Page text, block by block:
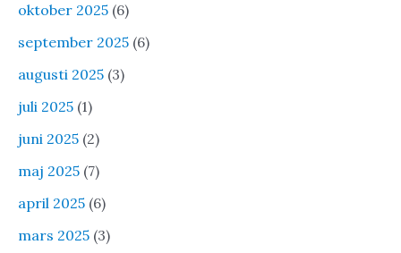
oktober 2025 (6)
september 2025 (6)
augusti 2025 (3)
juli 2025 (1)
juni 2025 (2)
maj 2025 (7)
april 2025 (6)
mars 2025 (3)